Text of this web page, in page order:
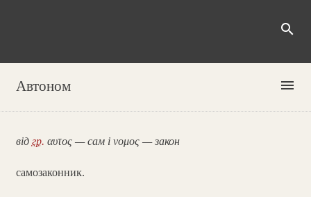
search
Автоном menu
від гр. αυτος — сам і νομος — закон
самозаконник.